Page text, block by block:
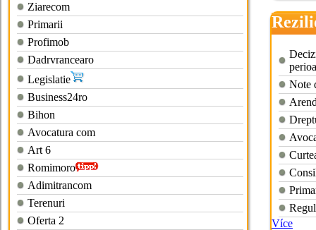
Ziarecom
Primarii
Profimob
Dadrvrancearo
Legislatie
Business24ro
Bihon
Avocatura com
Art 6
Romimoro
Adimitrancom
Terenuri
Oferta 2
Note
Více